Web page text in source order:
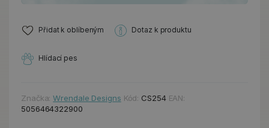
Přidat k oblíbeným Dotaz k produktu
Hlídací pes
Značka:Wrendale Designs Kód: CS254 EAN:
5056464322900